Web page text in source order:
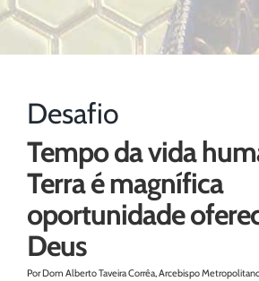
Desafio
Tempo da vida
Terra é magnífica
oportunidade
Deus
Por Dom Alberto Taveira Corrêa, Arcebispo